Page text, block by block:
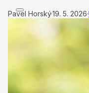
NEWSLETTER
KONTAKTY
Pavel Horský·19. 5. 2026·